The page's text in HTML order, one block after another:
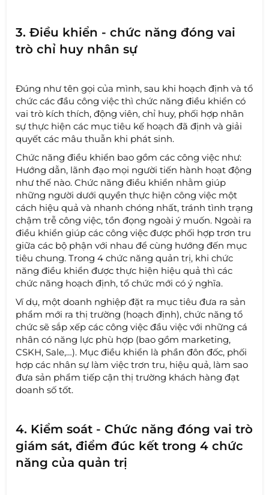
3. Điều khiển - chức năng đóng vai
trò chỉ huy nhân sự
Đúng như tên gọi của mình, sau khi hoạch định và tổ
chức các đầu công việc thì chức năng điều khiển có
vai trò kích thích, động viên, chỉ huy, phối hợp nhân
sự thực hiện các mục tiêu kế hoạch đã định và giải
quyết các mâu thuẫn khi phát sinh.
Chức năng điều khiển bao gồm các công việc như:
Hướng dẫn, lãnh đạo mọi người tiến hành hoạt động
như thế nào. Chức năng điều khiển nhằm giúp
những người dưới quyền thực hiện công việc một
cách hiệu quả và nhanh chóng nhất, tránh tình trạng
chậm trễ công việc, tồn đọng ngoài ý muốn. Ngoài ra
điều khiển giúp các công việc được phối hợp trơn tru
giữa các bộ phận với nhau để cùng hướng đến mục
tiêu chung. Trong 4 chức năng quản trị, khi chức
năng điều khiển được thực hiện hiệu quả thì các
chức năng hoạch định, tổ chức mới có ý nghĩa.
Ví dụ, một doanh nghiệp đặt ra mục tiêu đưa ra sản
phẩm mới ra thị trường (hoạch định), chức năng tổ
chức sẽ sắp xếp các công việc đầu việc với những cá
nhân có năng lực phù hợp (bao gồm marketing,
CSKH, Sale,…). Mục điều khiển là phần đôn đốc, phối
hợp các nhân sự làm việc trơn tru, hiệu quả, làm sao
đưa sản phẩm tiếp cận thị trường khách hàng đạt
doanh số tốt.
4. Kiểm soát - Chức năng đóng vai trò
giám sát, điểm đúc kết trong 4 chức
năng của quản trị